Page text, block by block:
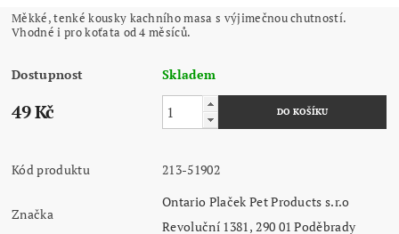
Měkké, tenké kousky kachního masa s výjimečnou chutností.
Vhodné i pro koťata od 4 měsíců.
Dostupnost Skladem
49 Kč
Kód produktu 213-51902
Značka
Ontario Plaček Pet Products s.r.o
Revoluční 1381, 290 01 Poděbrady